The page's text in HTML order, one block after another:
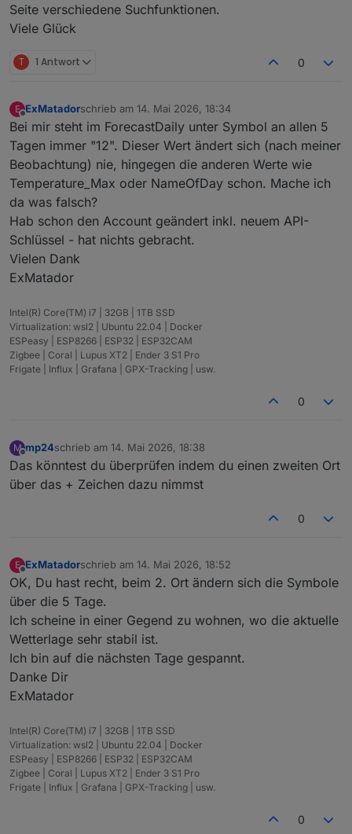
Seite verschiedene Suchfunktionen.
Viele Glück
T 1 Antwort 0
E
Offline
ExMatadorschrieb am 14. Mai 2026, 18:34
zuletzt editiert von
Bei mir steht im ForecastDaily unter Symbol an allen 5
Tagen immer "12". Dieser Wert ändert sich (nach meiner
Beobachtung) nie, hingegen die anderen Werte wie
Temperature_Max oder NameOfDay schon. Mache ich
da was falsch?
Hab schon den Account geändert inkl. neuem API-
Schlüssel - hat nichts gebracht.
Vielen Dank
ExMatador
Intel(R) Core(TM) i7 | 32GB | 1TB SSD
Virtualization: wsl2 | Ubuntu 22.04 | Docker
ESPeasy | ESP8266 | ESP32 | ESP32CAM
Zigbee | Coral | Lupus XT2 | Ender 3 S1 Pro
Frigate | Influx | Grafana | GPX-Tracking | usw.
0
M
Offline
mp24schrieb am 14. Mai 2026, 18:38
zuletzt editiert von
Das könntest du überprüfen indem du einen zweiten Ort
über das + Zeichen dazu nimmst
0
E
Offline
ExMatadorschrieb am 14. Mai 2026, 18:52
zuletzt editiert von
OK, Du hast recht, beim 2. Ort ändern sich die Symbole
über die 5 Tage.
Ich scheine in einer Gegend zu wohnen, wo die aktuelle
Wetterlage sehr stabil ist.
Ich bin auf die nächsten Tage gespannt.
Danke Dir
ExMatador
Intel(R) Core(TM) i7 | 32GB | 1TB SSD
Virtualization: wsl2 | Ubuntu 22.04 | Docker
ESPeasy | ESP8266 | ESP32 | ESP32CAM
Zigbee | Coral | Lupus XT2 | Ender 3 S1 Pro
Frigate | Influx | Grafana | GPX-Tracking | usw.
0